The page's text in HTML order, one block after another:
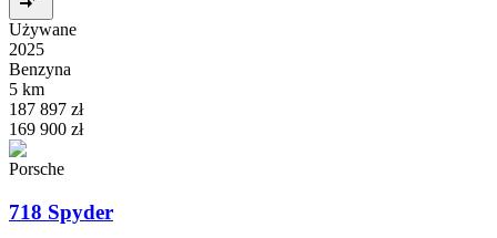
Używane
2025
Benzyna
5 km
187 897 zł
169 900 zł
Porsche
718 Spyder